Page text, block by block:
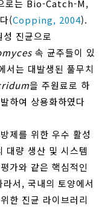
로는 Bio-Catch-M,
(Copping, 2004).
진균으로
속 균주들이 있
서는 대발생된 풀무치
을 주원료로 하
하여 상용화하였다
제를 위한 우수 활성
대량 생산 및 시스템
가와 같은 핵심적인
서, 국내의 토양에서
한 진균 라이브러리